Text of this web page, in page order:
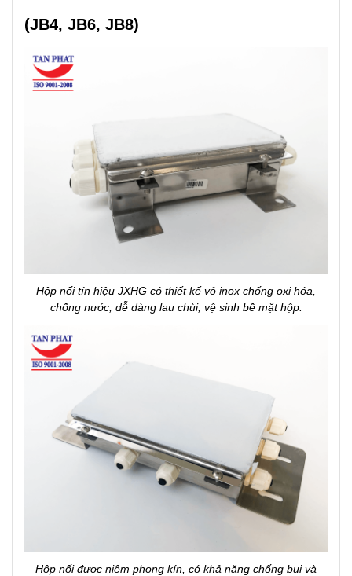
(JB4, JB6, JB8)
Hộp nối tín hiệu JXHG có thiết kế vỏ inox chống oxi hóa,
chống nước, dễ dàng lau chùi, vệ sinh bề mặt hộp.
Hộp nối được niêm phong kín, có khả năng chống bụi và